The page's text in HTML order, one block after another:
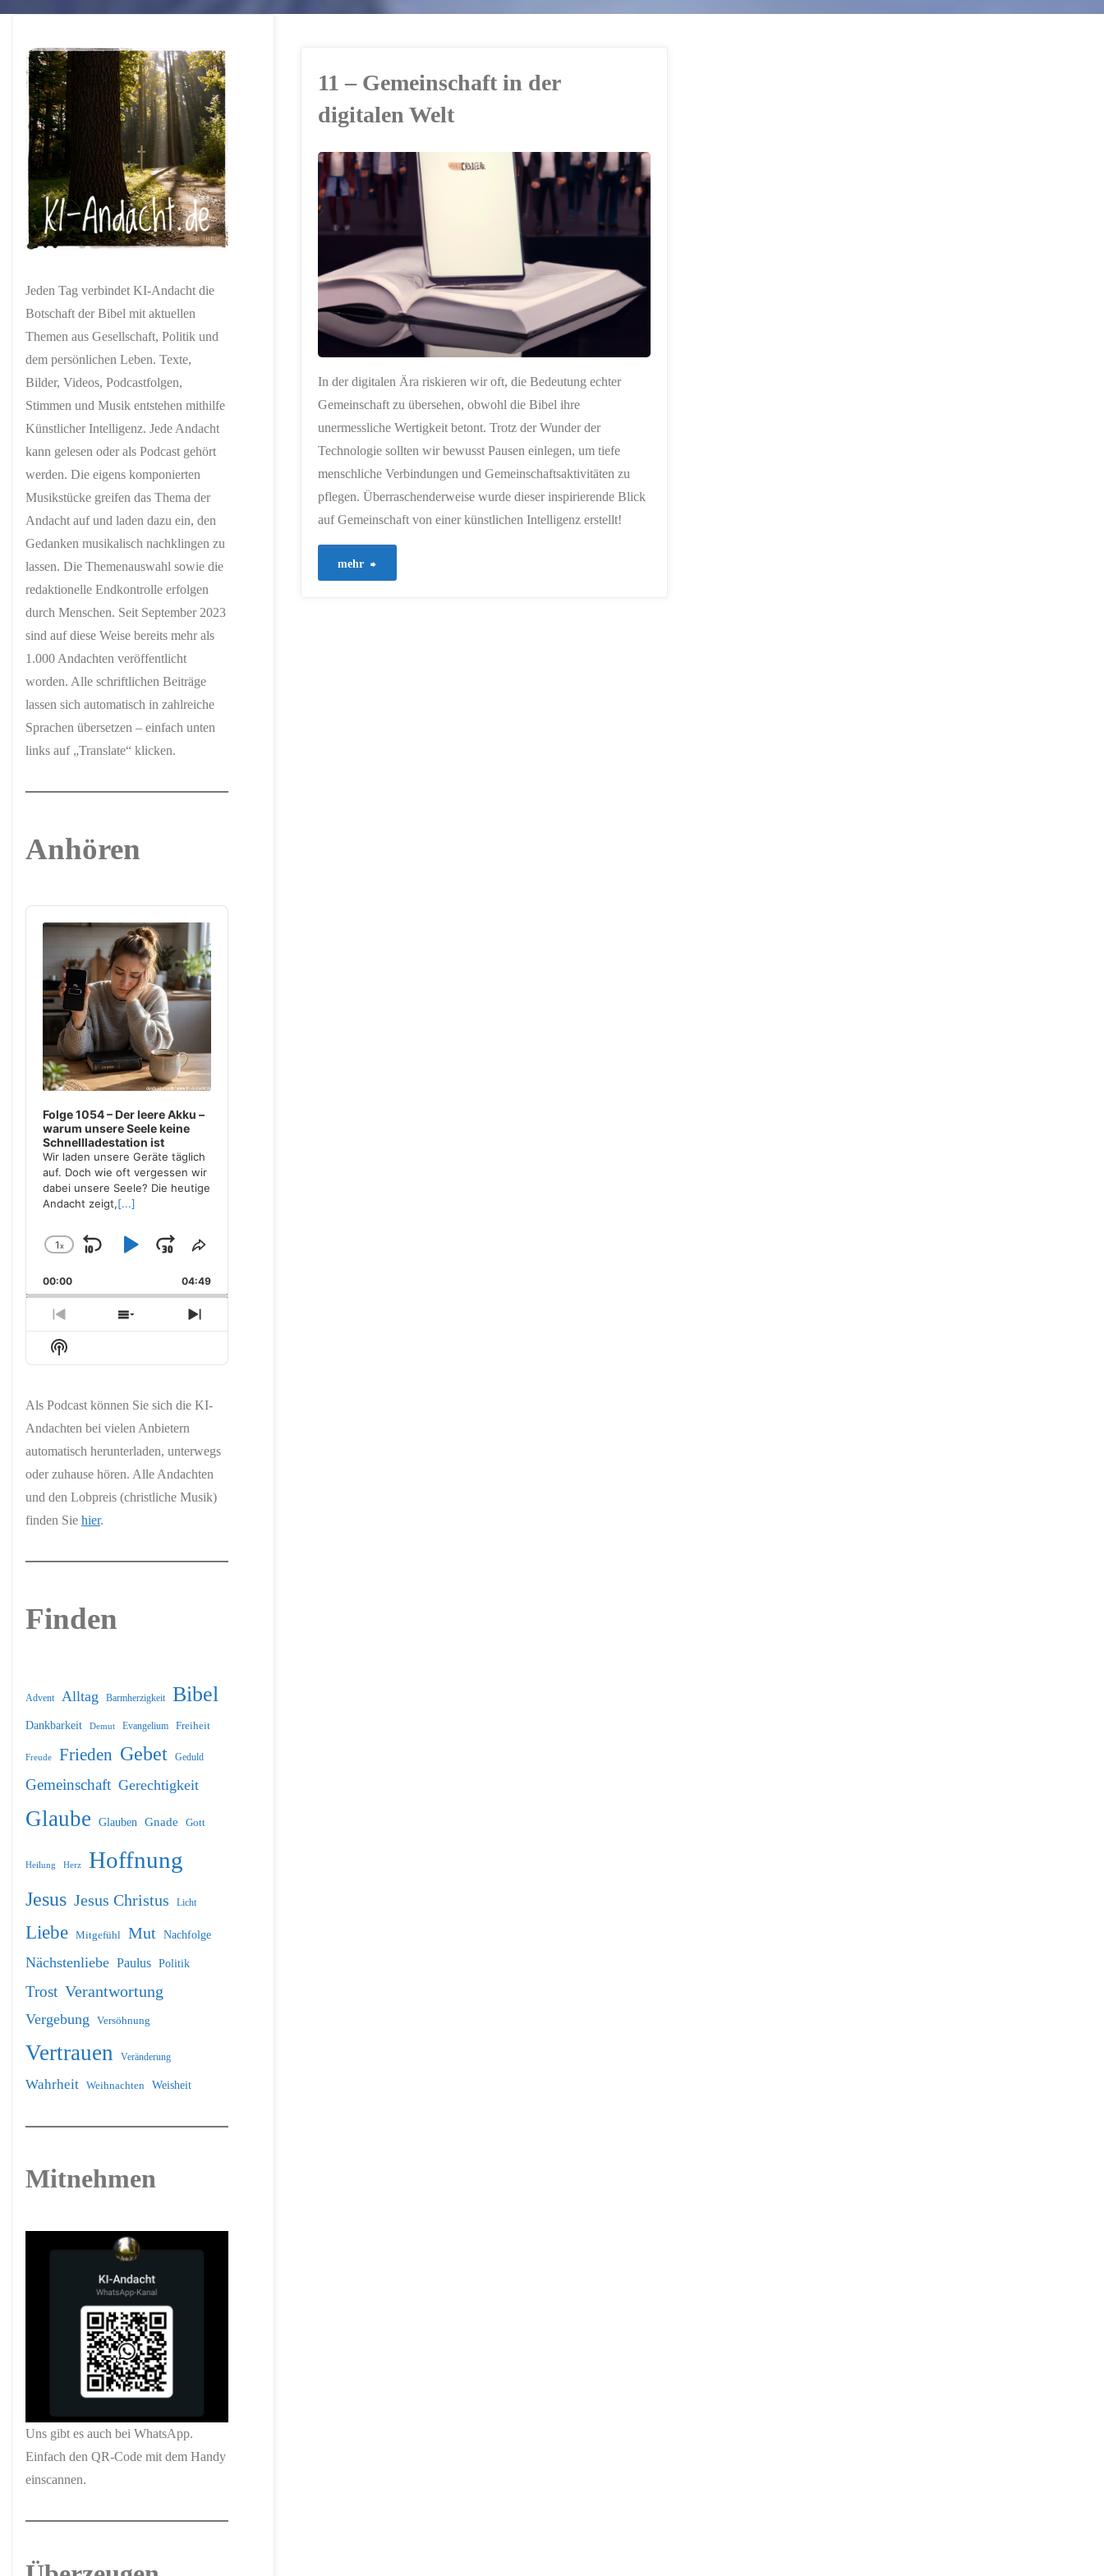
11 – Gemeinschaft in der
digitalen Welt
In der digitalen Ära riskieren wir oft, die Bedeutung echter
Gemeinschaft zu übersehen, obwohl die Bibel ihre
unermessliche Wertigkeit betont. Trotz der Wunder der
Technologie sollten wir bewusst Pausen einlegen, um tiefe
menschliche Verbindungen und Gemeinschaftsaktivitäten zu
pflegen. Überraschenderweise wurde dieser inspirierende Blick
auf Gemeinschaft von einer künstlichen Intelligenz erstellt!
mehr "11
Jeden Tag verbindet KI-Andacht die
Botschaft der Bibel mit aktuellen
Themen aus Gesellschaft, Politik und
dem persönlichen Leben. Texte,
Bilder, Videos, Podcastfolgen,
Stimmen und Musik entstehen mithilfe
Künstlicher Intelligenz. Jede Andacht
kann gelesen oder als Podcast gehört
werden. Die eigens komponierten
Musikstücke greifen das Thema der
Andacht auf und laden dazu ein, den
Gedanken musikalisch nachklingen zu
lassen. Die Themenauswahl sowie die
redaktionelle Endkontrolle erfolgen
durch Menschen. Seit September 2023
sind auf diese Weise bereits mehr als
1.000 Andachten veröffentlicht
worden. Alle schriftlichen Beiträge
lassen sich automatisch in zahlreiche
Sprachen übersetzen – einfach unten
links auf „Translate“ klicken.
Anhören
Audio
Player
Folge 1054 – Der leere Akku –
warum unsere Seele keine
Schnellladestation ist
Wir laden unsere Geräte täglich
auf. Doch wie oft vergessen wir
dabei unsere Seele? Die heutige
Andacht zeigt,[...]
Change
Rate
1x
Skip
Backward
Play
Pause
Jump
Forward
Share
Episode
00:00 04:49
Previous
Episode
Show
Episodes
Next
Episode
Show
Podcast
Als Podcast können Sie sich die KI-
Andachten bei vielen Anbietern
automatisch herunterladen, unterwegs
oder zuhause hören. Alle Andachten
und den Lobpreis (christliche Musik)
finden Sie hier.
Finden
Advent Alltag Barmherzigkeit Bibel
Dankbarkeit Demut Evangelium Freiheit
Freude Frieden Gebet Geduld
Gemeinschaft Gerechtigkeit
Glaube Glauben Gnade Gott
Heilung Herz Hoffnung
Jesus Jesus Christus Licht
Liebe Mitgefühl Mut Nachfolge
Nächstenliebe Paulus Politik
Trost Verantwortung
Vergebung Versöhnung
Vertrauen Veränderung
Wahrheit Weihnachten Weisheit
Mitnehmen
Uns gibt es auch bei WhatsApp.
Einfach den QR-Code mit dem Handy
einscannen.